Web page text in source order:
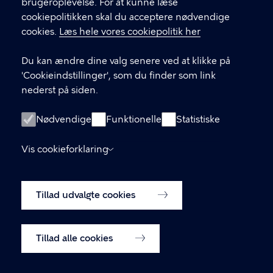
brugeroplevelse. For at kunne læse
cookiepolitikken skal du acceptere nødvendige
cookies. Læs hele vores cookiepolitik her
Du kan ændre dine valg senere ved at klikke på
'Cookieindstillinger', som du finder som link
nederst på siden.
Nødvendige Funktionelle Statistiske
Vis cookieforklaring
Tillad udvalgte cookies
Tillad alle cookies
GENVEJE
Digital Post
Databeskyttelse
Tilgængelighedserklæring
Om hjemmesiden
Cookiepolitik